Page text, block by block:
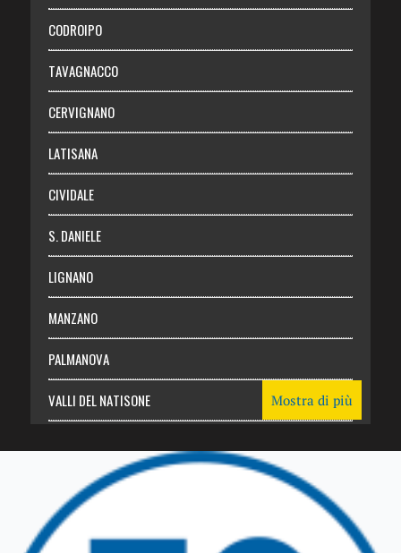
Necrologie
Chi siamo
Abbonati
Login
CODROIPO
TAVAGNACCO
CERVIGNANO
LATISANA
CIVIDALE
S. DANIELE
LIGNANO
MANZANO
PALMANOVA
VALLI DEL NATISONE
TRICESIMO
TARCENTO
Mostra di più